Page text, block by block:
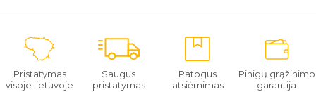
Pristatymas
visoje lietuvoje
Saugus
pristatymas
Patogus
atsiėmimas
Pinigų grąžinimo
garantija